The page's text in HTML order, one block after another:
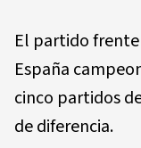
El partido
España
cinco partidos
de diferencia.